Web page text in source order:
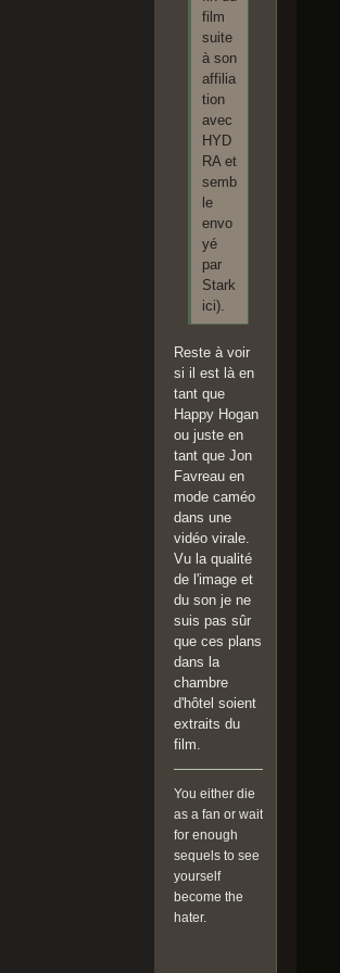
film
suite
à son
affilia
tion
avec
HYD
RA et
semb
le
envo
yé
par
Stark
ici).
Reste à voir
si il est là en
tant que
Happy Hogan
ou juste en
tant que Jon
Favreau en
mode caméo
dans une
vidéo virale.
Vu la qualité
de l'image et
du son je ne
suis pas sûr
que ces plans
dans la
chambre
d'hôtel soient
extraits du
film.
You either die
as a fan or wait
for enough
sequels to see
yourself
become the
hater.